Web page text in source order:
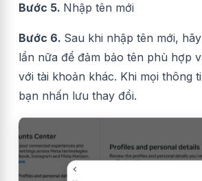
Bước 5. Nhập tên mới
Bước 6. Sau khi nhập tên mới,
lần nữa để đảm bảo tên phù hợp
với tài khoản khác. Khi mọi thông
bạn nhấn lưu thay đổi.